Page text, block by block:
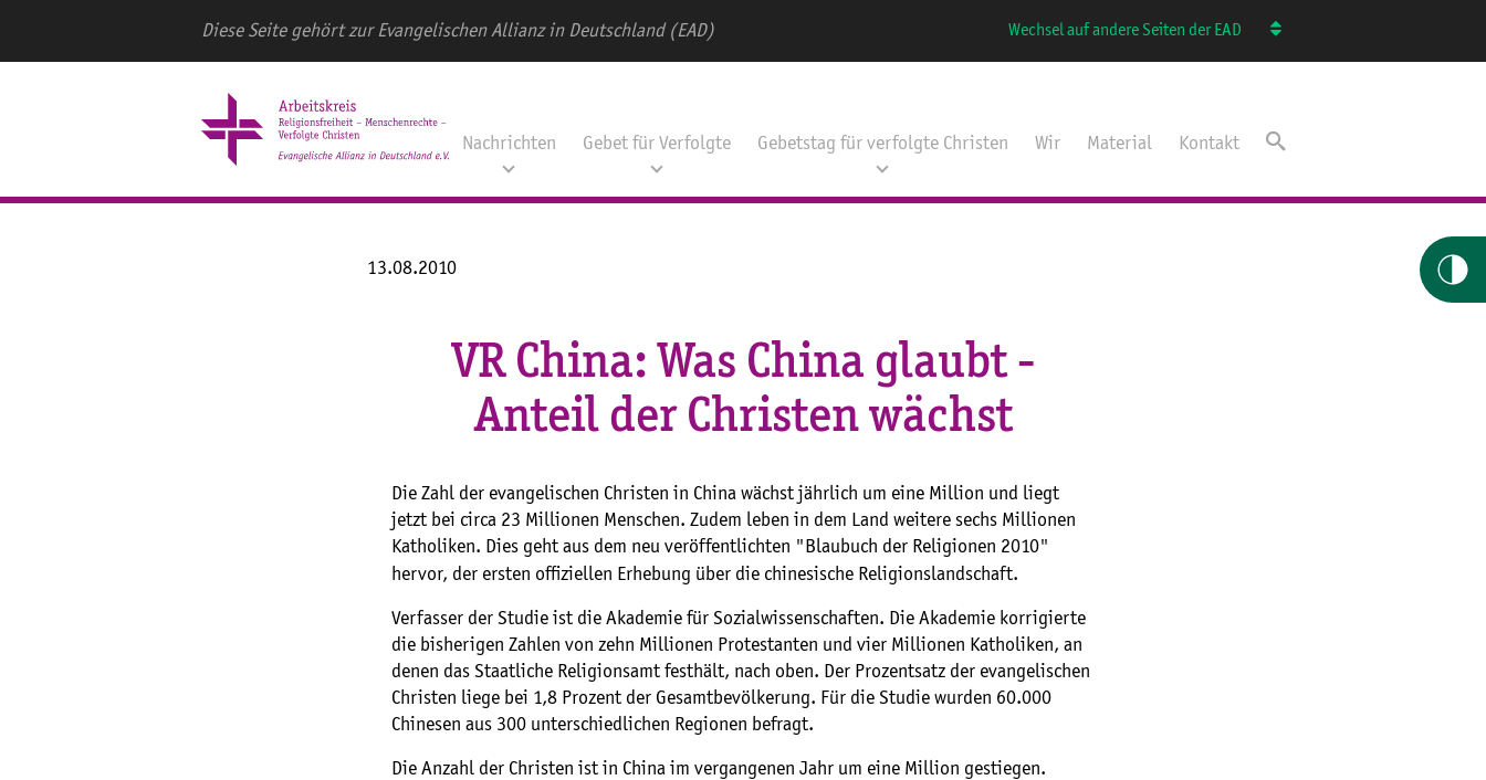
Diese Seite gehört zur Evangelischen Allianz in Deutschland (EAD) Wechsel auf andere Seiten der EAD
Nachrichten Gebet für Verfolgte Gebetstag für verfolgte Christen Wir Material Kontakt
13.08.2010
VR China: Was China glaubt -
Anteil der Christen wächst
Die Zahl der evangelischen Christen in China wächst jährlich um eine Million und liegt
jetzt bei circa 23 Millionen Menschen. Zudem leben in dem Land weitere sechs Millionen
Katholiken. Dies geht aus dem neu veröffentlichten "Blaubuch der Religionen 2010"
hervor, der ersten offiziellen Erhebung über die chinesische Religionslandschaft.
Verfasser der Studie ist die Akademie für Sozialwissenschaften. Die Akademie korrigierte
die bisherigen Zahlen von zehn Millionen Protestanten und vier Millionen Katholiken, an
denen das Staatliche Religionsamt festhält, nach oben. Der Prozentsatz der evangelischen
Christen liege bei 1,8 Prozent der Gesamtbevölkerung. Für die Studie wurden 60.000
Chinesen aus 300 unterschiedlichen Regionen befragt.
Die Anzahl der Christen ist in China im vergangenen Jahr um eine Million gestiegen.